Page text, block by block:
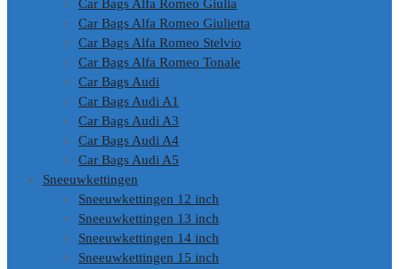
Car Bags Alfa Romeo Giulia
Car Bags Alfa Romeo Giulietta
Car Bags Alfa Romeo Stelvio
Car Bags Alfa Romeo Tonale
Car Bags Audi
Car Bags Audi A1
Car Bags Audi A3
Car Bags Audi A4
Car Bags Audi A5
Sneeuwkettingen
Sneeuwkettingen 12 inch
Sneeuwkettingen 13 inch
Sneeuwkettingen 14 inch
Sneeuwkettingen 15 inch